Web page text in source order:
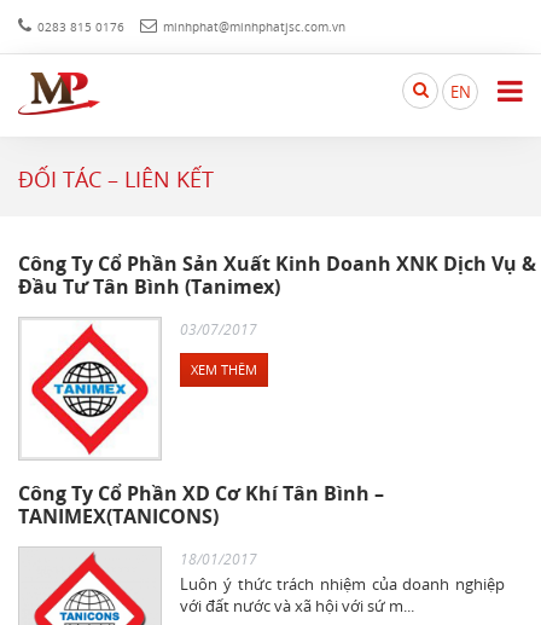
0283 815 0176 minhphat@minhphatjsc.com.vn
EN
Search
here...
ĐỐI TÁC – LIÊN KẾT
Công Ty Cổ Phần Sản Xuất Kinh Doanh XNK Dịch Vụ &
Đầu Tư Tân Bình (Tanimex)
03/07/2017
XEM THÊM
Công Ty Cổ Phần XD Cơ Khí Tân Bình –
TANIMEX(TANICONS)
18/01/2017
Luôn ý thức trách nhiệm của doanh nghiệp
với đất nước và xã hội với sứ m...